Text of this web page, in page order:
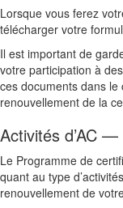
Lorsque vous ferez
télécharger votre
Il est important de
votre participation à
ces documents dans
renouvellement de la
Activités d’AC
Le Programme de
quant au type
renouvellement de